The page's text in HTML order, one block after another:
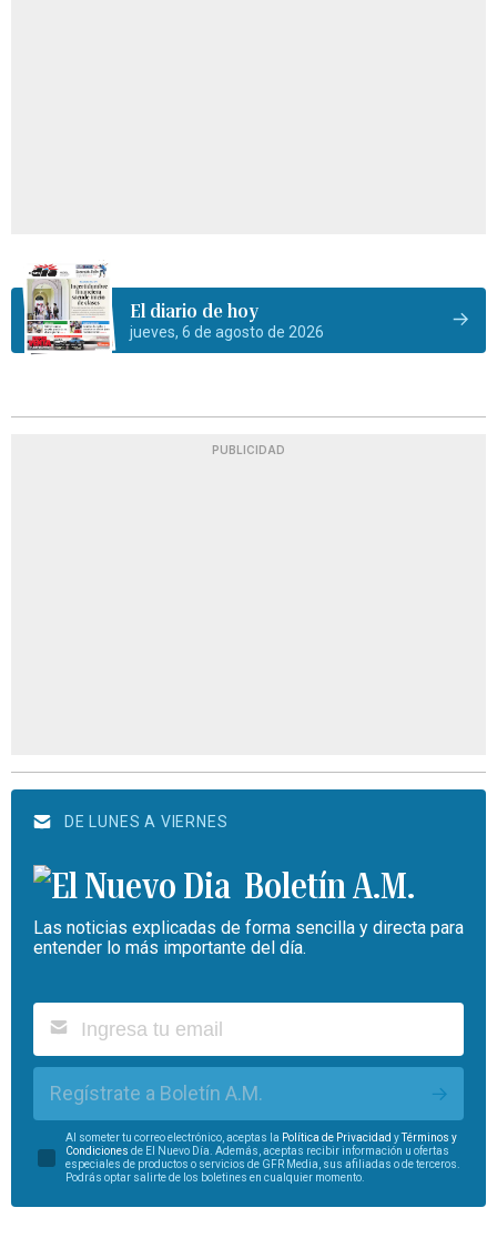
El diario de hoy
jueves, 6 de agosto de 2026
PUBLICIDAD
DE LUNES A VIERNES
Boletín A.M.
Las noticias explicadas de forma sencilla y directa para
entender lo más importante del día.
Regístrate a Boletín A.M.
Al someter tu correo electrónico, aceptas la Política de Privacidad y
Términos y
Condiciones de El Nuevo Día. Además, aceptas recibir información u ofertas
especiales de productos o servicios de GFR Media, sus afiliadas o de terceros.
Podrás optar salirte de los boletines en cualquier momento.